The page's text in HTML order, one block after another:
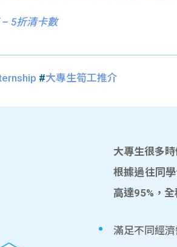
5折清卡數
#大專生筍工推介
大專生很多
根據過往同
高達95%，
滿足不同經